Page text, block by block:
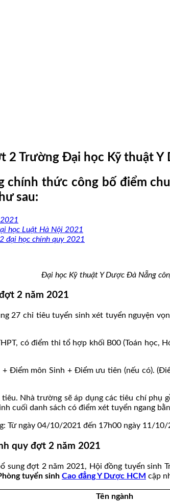
2 Trường Đại học Kỹ thuật Y
chính thức công bố điểm
sau:
học Luật Hà Nội 2021
đại học chính quy 2021
Đại học Kỹ thuật Y Dược Đà Nẵng
2 năm 2021
27 chỉ tiêu tuyển sinh xét tuyển nguyện
có điểm thi tổ hợp khối B00 (Toán học,
Điểm môn Sinh + Điểm ưu tiên (nếu có).
Nhà trường sẽ áp dụng các tiêu chí
cuối danh sách có điểm xét tuyển ngang
Từ ngày 04/10/2021 đến 17h00 ngày 11/10/
quy đợt 2 năm 2021
sung đợt 2 năm 2021, Hội đồng tuyển
tuyển sinh Cao đẳng Y Dược HCM cập
Tên ngành